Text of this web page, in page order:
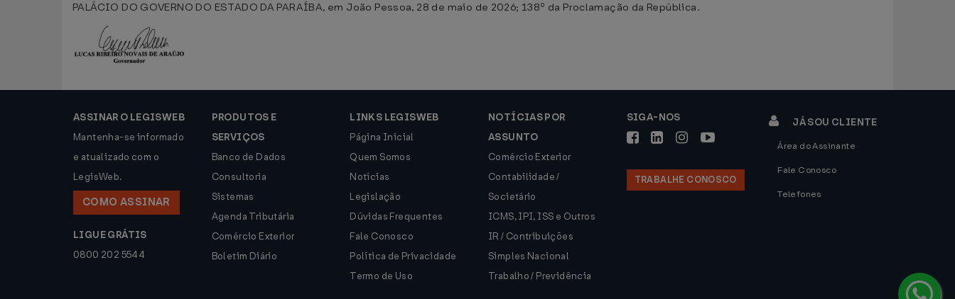
PALÁCIO DO GOVERNO DO ESTADO DA PARAÍBA, em João Pessoa, 28 de maio de 2026; 138º da Proclamação da República.
ASSINAR O LEGISWEB
Mantenha-se informado
e atualizado com o
LegisWeb.
COMO ASSINAR
LIGUE GRÁTIS
0800 202 5544
PRODUTOS E
SERVIÇOS
Banco de Dados
Consultoria
Sistemas
Agenda Tributária
Comércio Exterior
Boletim Diário
LINKS LEGISWEB
Página Inicial
Quem Somos
Notícias
Legislação
Dúvidas Frequentes
Fale Conosco
Política de Privacidade
Termo de Uso
NOTÍCIAS POR
ASSUNTO
Comércio Exterior
Contabilidade /
Societário
ICMS, IPI, ISS e Outros
IR / Contribuições
Simples Nacional
Trabalho / Previdência
SIGA-NOS
TRABALHE CONOSCO
JÁ SOU CLIENTE
Área do Assinante
Fale Conosco
Telefones